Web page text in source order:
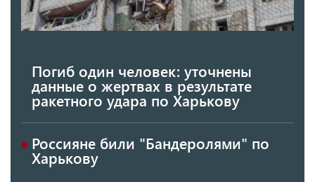
Погиб один человек: уточнены
данные о жертвах в результате
ракетного удара по Харькову
Россияне били "Бандеролями" по
Харькову